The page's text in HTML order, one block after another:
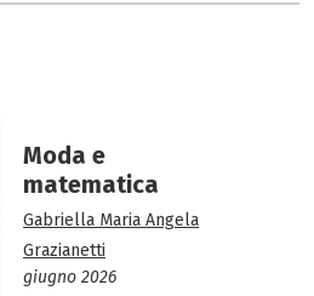
Moda e
matematica
Gabriella Maria Angela
Grazianetti
giugno 2026